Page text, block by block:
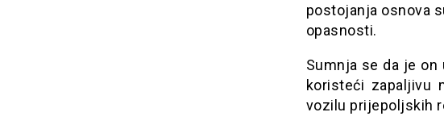
postojanja osnova
opasnosti.
Sumnja se da je
koristeći zapaljivu
vozilu prijepoljskih